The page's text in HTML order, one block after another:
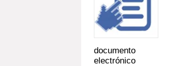
documento
electrónico